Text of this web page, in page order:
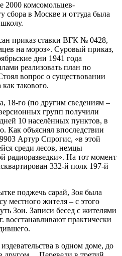
2000 комсомольцев-
сбора в Москве и оттуда была
приказ ставки ВГК № 0428,
на мороз». Суровый приказ,
дни 1941 года
реализовать план по
вопрос о существовании
такового.
18-го (по другим сведениям –
групп получили
10 населённых пунктов, в
Как объяснял впоследствии
Артур Спрогис, «в этой
среди лесов, немцы
радиоразведки». На тот момент
332-й полк 197-й
поджечь сарай, Зоя была
местного жителя – с этого
Зои. Записи бесед с жителями
восстанавливают практически
в одном доме, до